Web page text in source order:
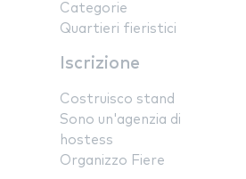
Categorie
Quartieri fieristici
Iscrizione
Costruisco stand
Sono un'agenzia di
hostess
Organizzo Fiere